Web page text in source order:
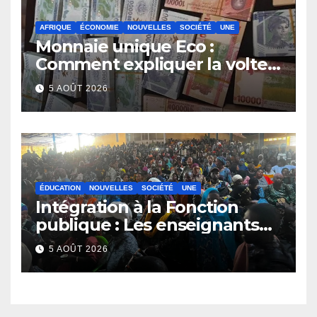
AFRIQUE ÉCONOMIE NOUVELLES SOCIÉTÉ UNE
Monnaie unique Eco :
Comment expliquer la volte-
face de la Guinée
5 AOÛT 2026
ÉDUCATION NOUVELLES SOCIÉTÉ UNE
Intégration à la Fonction
publique : Les enseignants
contractuels haussent le ton
et menacent
5 AOÛT 2026